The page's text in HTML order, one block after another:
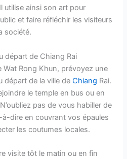
utilise ainsi son art pour
et faire réfléchir les visiteurs
société.
départ de Chiang Rai
Wat Rong Khun, prévoyez une
départ de la ville deChiang Rai.
le temple en bus ou en
pas de vous habiller de
dire en couvrant vos épaules
les coutumes locales.
visite tôt le matin ou en fin